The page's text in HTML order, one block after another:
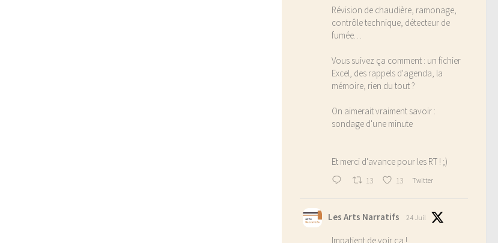
Révision de chaudière, ramonage,
contrôle technique, détecteur de
fumée…
Vous suivez ça comment : un fichier
Excel, des rappels d'agenda, la
mémoire, rien du tout ?
On aimerait vraiment savoir :
sondage d'une minute
Et merci d'avance pour les RT ! ;)
13 13 Twitter
Les Arts Narratifs 24 Juil
Impatient de voir ça !